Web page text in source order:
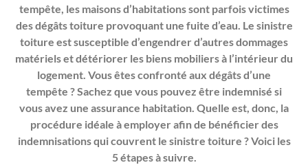
tempête, les maisons d’habitations sont parfois victimes
des dégâts toiture provoquant une fuite d’eau. Le sinistre
toiture est susceptible d’engendrer d’autres dommages
matériels et détériorer les biens mobiliers à l’intérieur du
logement. Vous êtes confronté aux dégâts d’une
tempête ? Sachez que vous pouvez être indemnisé si
vous avez une assurance habitation. Quelle est, donc, la
procédure idéale à employer afin de bénéficier des
indemnisations qui couvrent le sinistre toiture ? Voici les
5 étapes à suivre.